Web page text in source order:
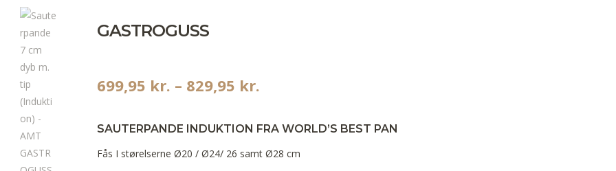
GASTROGUSS
699,95 kr. – 829,95 kr.
SAUTERPANDE INDUKTION FRA WORLD’S BEST PAN
Fås I størelserne Ø20 / Ø24/ 26 samt Ø28 cm